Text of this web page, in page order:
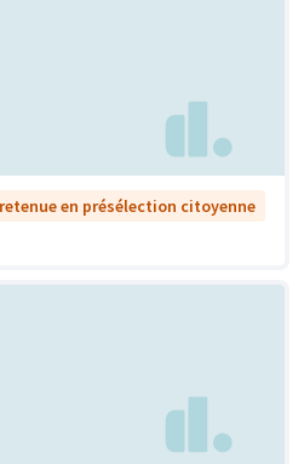
en présélection citoyenne